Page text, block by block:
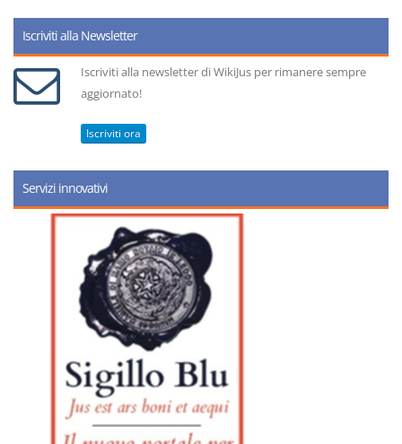
Iscriviti alla Newsletter
Iscriviti alla newsletter di WikiJus per rimanere sempre
aggiornato!
Iscriviti ora
Servizi innovativi